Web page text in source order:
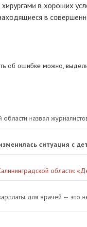
в хороших
в
об ошибке можно,
области назвал
ситуация с
области:
для врачей — это